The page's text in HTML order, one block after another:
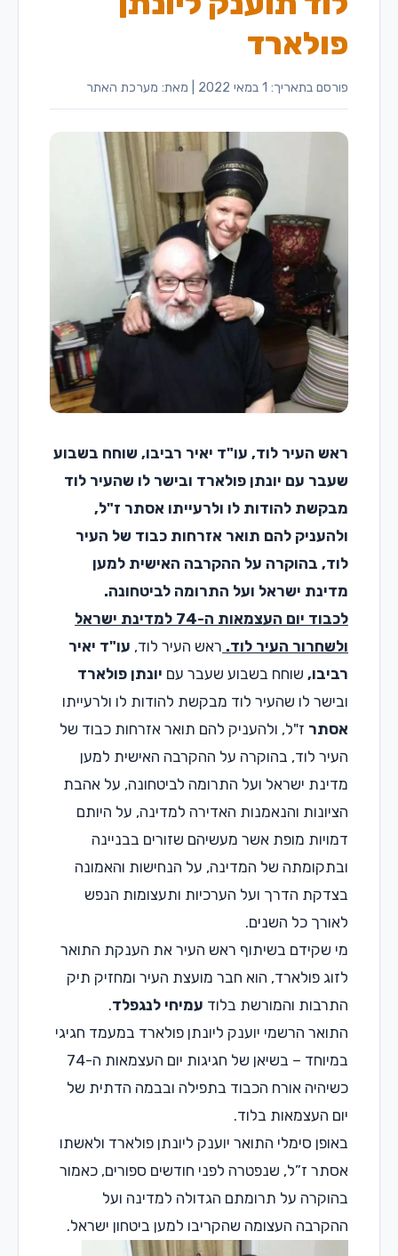
פולארד
פורסם בתאריך: 1 במאי 2022 מאת: מערכת האתר
ראש העיר לוד, עו"ד יאיר רביבו, שוחח בשבוע
שעבר עם יונתן פולארד ובישר לו שהעיר לוד
מבקשת להודות לו ולרעייתו אסתר ז"ל,
ולהעניק להם תואר אזרחות כבוד של העיר
לוד, בהוקרה על ההקרבה האישית למען
מדינת ישראל ועל התרומה לביטחונה.
לכבוד יום העצמאות ה-74 למדינת ישראל
ולשחרור העיר לוד. ראש העיר לוד, עו"ד יאיר
רביבו, שוחח בשבוע שעבר עם יונתן פולארד
ובישר לו שהעיר לוד מבקשת להודות לו ולרעייתו
אסתר ז"ל, ולהעניק להם תואר אזרחות כבוד של
העיר לוד, בהוקרה על ההקרבה האישית למען
מדינת ישראל ועל התרומה לביטחונה, על אהבת
הציונות והנאמנות האדירה למדינה, על היותם
דמויות מופת אשר מעשיהם שזורים בבניינה
ובתקומתה של המדינה, על הנחישות והאמונה
בצדקת הדרך ועל הערכיות ותעצומות הנפש
לאורך כל השנים.
מי שקידם בשיתוף ראש העיר את הענקת התואר
לזוג פולארד, הוא חבר מועצת העיר ומחזיק תיק
התרבות והמורשת בלוד עמיחי לנגפלד.
התואר הרשמי יוענק ליונתן פולארד במעמד חגיגי
במיוחד – בשיאן של חגיגות יום העצמאות ה-74
כשיהיה אורח הכבוד בתפילה ובבמה הדתית של
יום העצמאות בלוד.
באופן סימלי התואר יוענק ליונתן פולארד ולאשתו
אסתר ז”ל, שנפטרה לפני חודשים ספורים, כאמור
בהוקרה על תרומתם הגדולה למדינה ועל
ההקרבה העצומה שהקריבו למען ביטחון ישראל.